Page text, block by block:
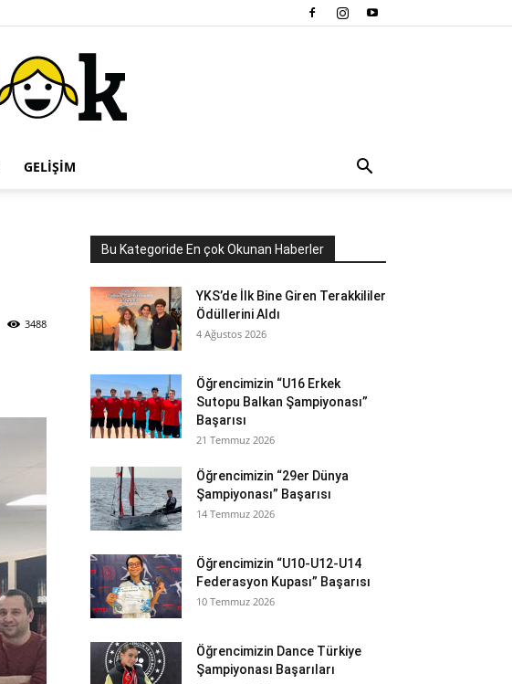
GELIŞIM
3488
Bu Kategoride En çok Okunan Haberler
YKS’de İlk Bine Giren Terakkililer
Ödüllerini Aldı
4 Ağustos 2026
Öğrencimizin “U16 Erkek
Sutopu Balkan Şampiyonası”
Başarısı
21 Temmuz 2026
Öğrencimizin “29er Dünya
Şampiyonası” Başarısı
14 Temmuz 2026
Öğrencimizin “U10-U12-U14
Federasyon Kupası” Başarısı
10 Temmuz 2026
Öğrencimizin Dance Türkiye
Şampiyonası Başarıları